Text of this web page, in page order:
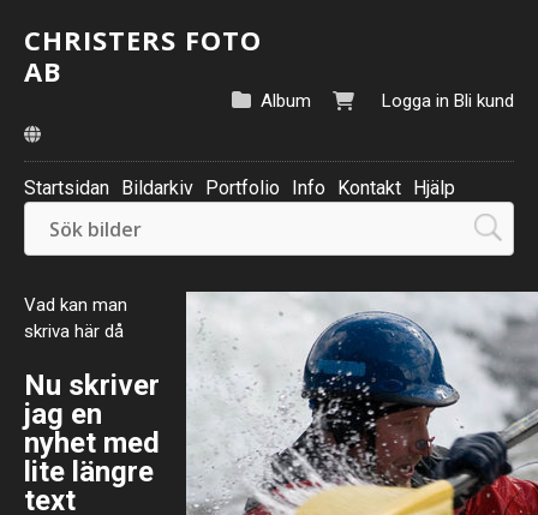
CHRISTERS FOTO
AB
Logga in Bli kund
Album
Startsidan Bildarkiv Portfolio Info Kontakt Hjälp
Vad kan man
skriva här då
Nu skriver
jag en
nyhet med
lite längre
text